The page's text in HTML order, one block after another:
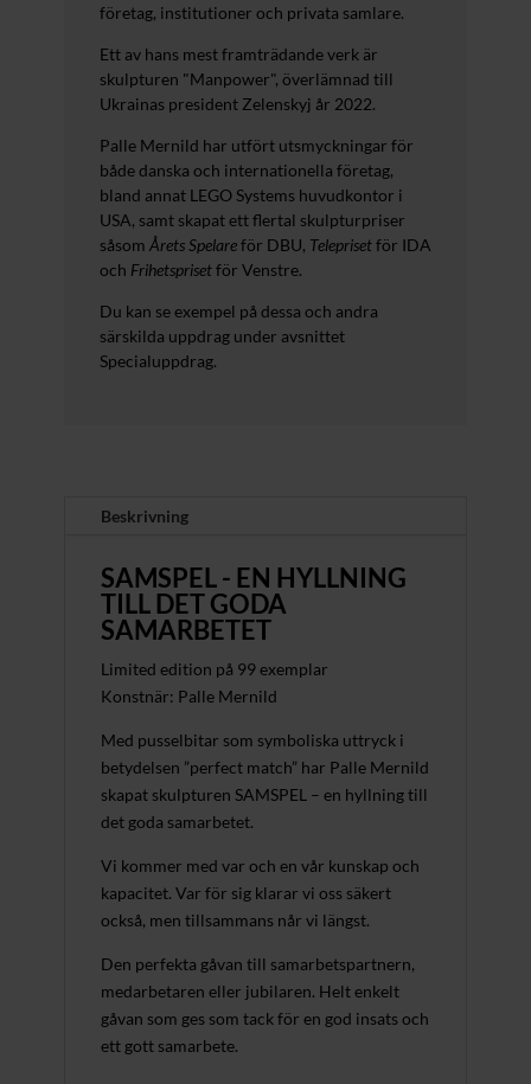
företag, institutioner och privata samlare.
Ett av hans mest framträdande verk är
skulpturen "Manpower", överlämnad till
Ukrainas president Zelenskyj år 2022.
Palle Mernild har utfört utsmyckningar för
både danska och internationella företag,
bland annat LEGO Systems huvudkontor i
USA, samt skapat ett flertal skulpturpriser
såsom Årets Spelareför DBU, Teleprisetför IDA
och Frihetsprisetför Venstre.
Du kan se exempel på dessa och andra
särskilda uppdrag under avsnittet
Specialuppdrag.
Beskrivning
SAMSPEL - EN HYLLNING
TILL DET GODA
SAMARBETET
Limited edition på 99 exemplar
Konstnär: Palle Mernild
Med pusselbitar som symboliska uttryck i
betydelsen ”perfect match” har Palle Mernild
skapat skulpturen SAMSPEL – en hyllning till
det goda samarbetet.
Vi kommer med var och en vår kunskap och
kapacitet. Var för sig klarar vi oss säkert
också, men tillsammans når vi längst.
Den perfekta gåvan till samarbetspartnern,
medarbetaren eller jubilaren. Helt enkelt
gåvan som ges som tack för en god insats och
ett gott samarbete.